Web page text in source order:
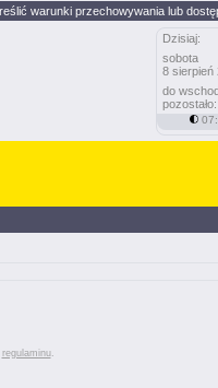
warunki przechowywania lub
Dzisiaj:
sobota
8 sierpień
do
regulaminu.